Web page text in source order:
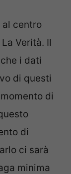
al centro
Verità. Il
i dati
di questi
di
di
ci sarà
minima